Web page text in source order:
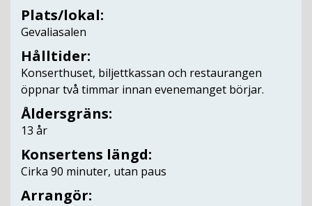
Plats/lokal:
Gevaliasalen
Hålltider:
Konserthuset, biljettkassan och restaurangen
öppnar två timmar innan evenemanget börjar.
Åldersgräns:
13 år
Konsertens längd:
Cirka 90 minuter, utan paus
Arrangör: